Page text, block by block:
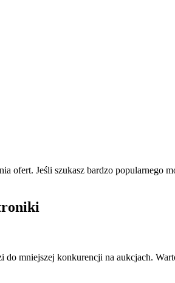
ofert. Jeśli szukasz bardzo popularnego
do mniejszej konkurencji na aukcjach.